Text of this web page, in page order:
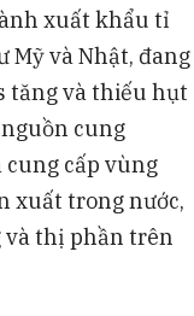
xuất khẩu tỉ
Mỹ và Nhật, đang
tăng và thiếu hụt
cung
cấp vùng
xuất trong nước,
và thị phần trên